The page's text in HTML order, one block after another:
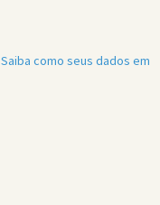
Saiba como seus dados em